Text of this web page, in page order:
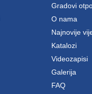
Gradovi
O nama
Najnovije
Katalozi
Videozapisi
Galerija
FAQ